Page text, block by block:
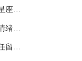
同事心中的定海神针，这四个星座凭踏实实力圈粉
待在一起让人舒服，超能提供情绪价值的星座
分手后断联是基操，从不给前任留念想的星座女